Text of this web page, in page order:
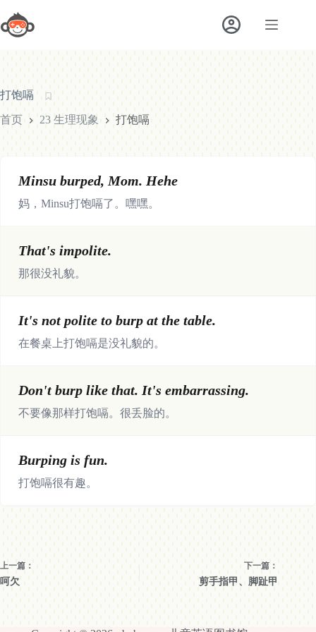
至
内
容
打饱嗝
首页 23 生理现象 打饱嗝
Minsu burped, Mom. Hehe
妈，Minsu打饱嗝了。嘿嘿。
That's impolite.
那很没礼貌。
It's not polite to burp at the table.
在餐桌上打饱嗝是没礼貌的。
Don't burp like that. It's embarrassing.
不要像那样打饱嗝。很丢脸的。
Burping is fun.
打饱嗝很有趣。
上一篇：
呵欠
下一篇：
剪手指甲、脚趾甲